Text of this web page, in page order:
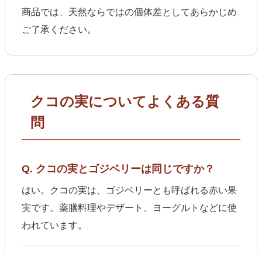
商品では、天然ならではの個体差としてあらかじめ
ご了承ください。
クコの実についてよくある質
問
Q. クコの実とゴジベリーは同じですか？
はい。クコの実は、ゴジベリーとも呼ばれる赤い果
実です。薬膳料理やデザート、ヨーグルトなどに使
われています。